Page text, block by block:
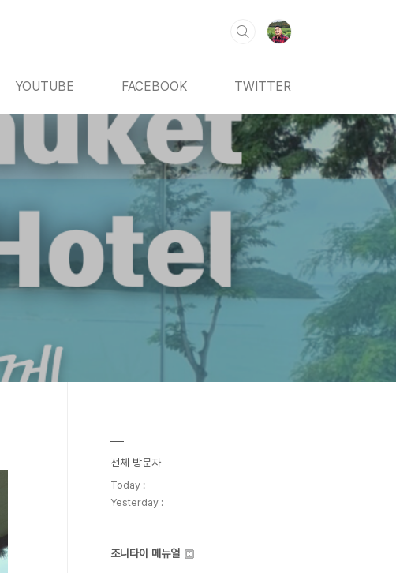
YOUTUBE FACEBOOK TWITTER
전체 방문자
Today :
Yesterday :
조니타이 메뉴얼